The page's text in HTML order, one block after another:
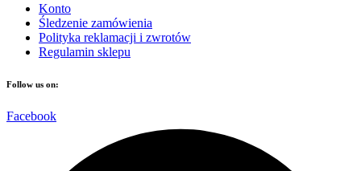
Konto
Śledzenie zamówienia
Polityka reklamacji i zwrotów
Regulamin sklepu
Follow us on:
Facebook